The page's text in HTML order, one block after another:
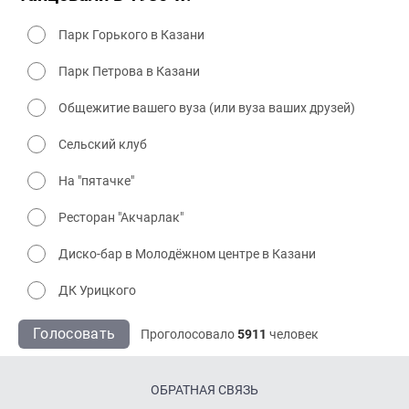
Парк Горького в Казани
Парк Петрова в Казани
Общежитие вашего вуза (или вуза ваших друзей)
Сельский клуб
На "пятачке"
Ресторан "Акчарлак"
Диско-бар в Молодёжном центре в Казани
ДК Урицкого
Голосовать Проголосовало5911 человек
ОБРАТНАЯ СВЯЗЬ